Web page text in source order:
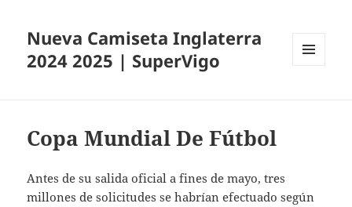
Nueva Camiseta Inglaterra
2024 2025 | SuperVigo
Copa Mundial De Fútbol
Antes de su salida oficial a fines de mayo, tres
millones de solicitudes se habrían efectuado según